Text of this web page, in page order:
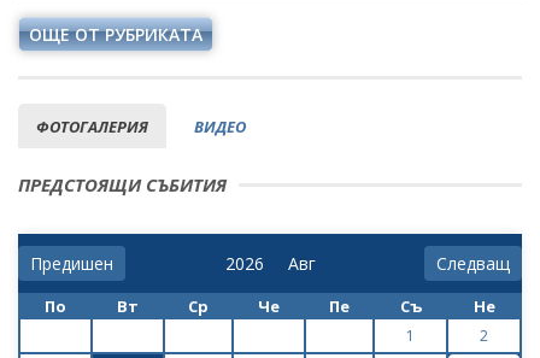
ОЩЕ ОТ РУБРИКАТА
ФОТОГАЛЕРИЯ ВИДЕО
ПРЕДСТОЯЩИ СЪБИТИЯ
Предишен Следващ
По Вт Ср Че Пе Съ Не
1
2